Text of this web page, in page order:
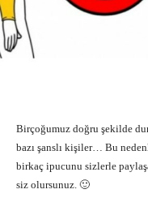
Birçoğumuz doğru şekilde
bazı şanslı kişiler… Bu
birkaç ipucunu sizlerle
siz olursunuz. 🙂